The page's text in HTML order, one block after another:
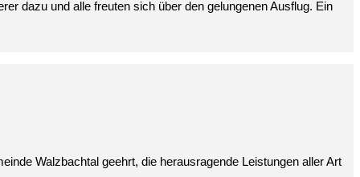
dazu und alle freuten sich über den gelungenen Ausflug. Ein
Walzbachtal geehrt, die herausragende Leistungen aller Art